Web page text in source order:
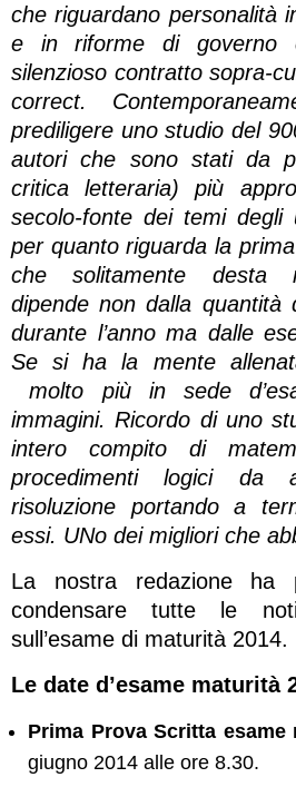
che riguardano personalità
e in riforme di governo
silenzioso contratto sopra-
correct.
prediligere uno studio del
autori che sono stati da
critica letteraria) più
secolo-fonte dei temi degli
per quanto riguarda la
che solitamente desta
dipende non dalla quantità
durante l’anno ma dalle
Se si ha la mente
molto più in sede
immagini. Ricordo di uno
intero compito di
procedimenti logici da
risoluzione portando a
essi. UNo dei migliori che
La nostra redazione ha
condensare tutte le
sull’esame di maturità 2014.
Le date d’esame maturità
Prima Prova Scritta esame
giugno 2014 alle ore 8.30.